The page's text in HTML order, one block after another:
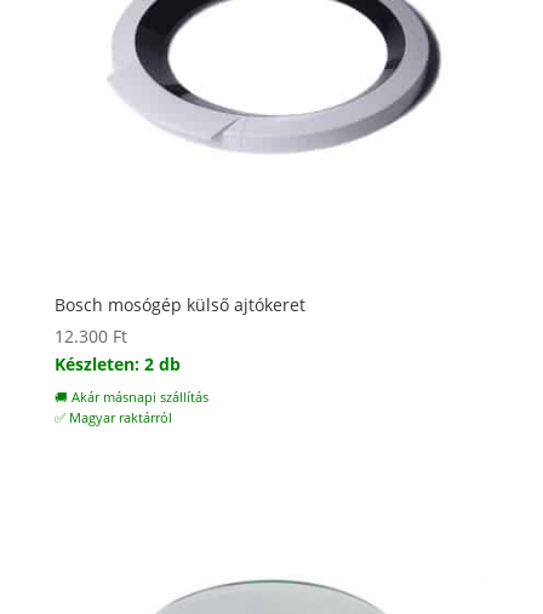
Bosch mosógép külső ajtókeret
12.300 Ft
Készleten: 2 db
🚚 Akár másnapi szállítás
✅ Magyar raktárról